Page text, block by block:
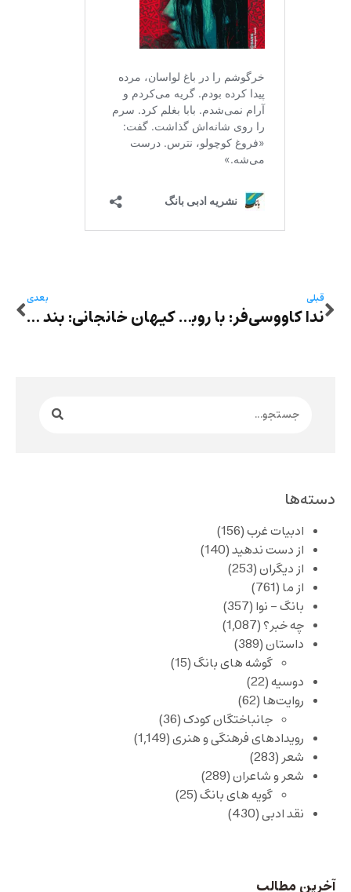
قبلی
ندا کاووسی‌فر: با روبنده‌ات همیشه زیبایی
بعدی
کیهان خانجانی: بند محکومین
دسته‌ها
ادبیات غرب(156)
از دست ندهید(140)
از دیگران(253)
از ما (761)
بانگ – نوا (357)
چه خبر؟(1,087)
داستان(389)
گوشه های بانگ(15)
دوسیه(22)
روایت‌ها (62)
جانباختگان کودک(36)
رویدادهای فرهنگی و هنری(1,149)
شعر(283)
شعر و شاعران(289)
گویه های بانگ(25)
نقد ادبی(430)
آخرین مطالب